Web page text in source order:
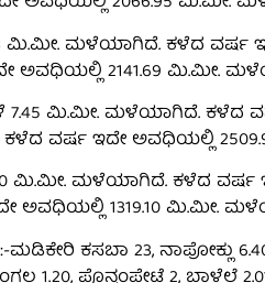
ಮಿ.ಮೀ. ಮಳೆಯಾಗಿದೆ. ಕಳೆದ
ಅವಧಿಯಲ್ಲಿ 2141.69 ಮಿ.ಮೀ.
ಮಿ.ಮೀ. ಮಳೆಯಾಗಿದೆ. ಕಳೆದ
ವರ್ಷ ಇದೇ ಅವಧಿಯಲ್ಲಿ
ಮಿ.ಮೀ. ಮಳೆಯಾಗಿದೆ. ಕಳೆದ
ಅವಧಿಯಲ್ಲಿ 1319.10 ಮಿ.ಮೀ.
ಕಸಬಾ 23, ನಾಪೋಕ್ಲು